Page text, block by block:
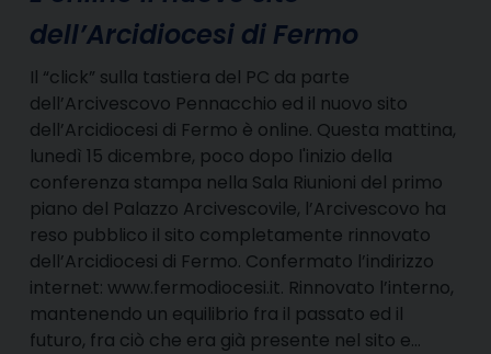
dell’Arcidiocesi di Fermo
Il “click” sulla tastiera del PC da parte
dell’Arcivescovo Pennacchio ed il nuovo sito
dell’Arcidiocesi di Fermo è online. Questa mattina,
lunedì 15 dicembre, poco dopo l'inizio della
conferenza stampa nella Sala Riunioni del primo
piano del Palazzo Arcivescovile, l’Arcivescovo ha
reso pubblico il sito completamente rinnovato
dell’Arcidiocesi di Fermo. Confermato l’indirizzo
internet: www.fermodiocesi.it. Rinnovato l’interno,
mantenendo un equilibrio fra il passato ed il
futuro, fra ciò che era già presente nel sito e…